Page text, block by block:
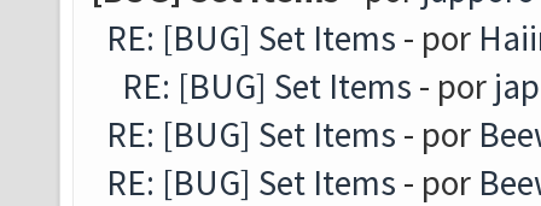
RE: [BUG] Set Items - por
RE: [BUG] Set Items - por
RE: [BUG] Set Items - por
RE: [BUG] Set Items - por